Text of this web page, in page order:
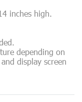
inches high.
depending on
display screen